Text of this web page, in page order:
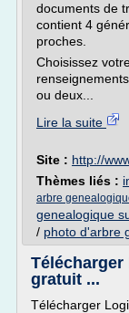
documents de
contient 4
proches.
Choisissez
ou deux...
Lire la suite
Site : http://
Thèmes liés :
arbre
genealogique
/ photo d'arbre
gratuit ...
Télécharger